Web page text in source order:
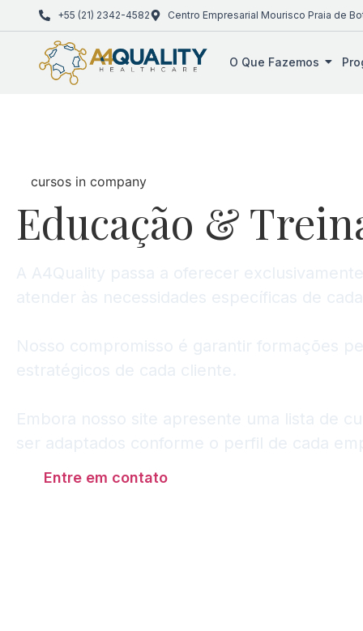
+55 (21) 2342-4582 Centro Empresarial Mourisco Praia de
O Que Fazemos
cursos in company
Educação &
A A4Quality passa a oferecer
atender às necessidades específicas de
Nosso compromisso é garantir formações
estratégicos de cada cliente.
Embora nosso site apresente uma lista de
ser adaptados conforme o perfil de cada
Entre em contato